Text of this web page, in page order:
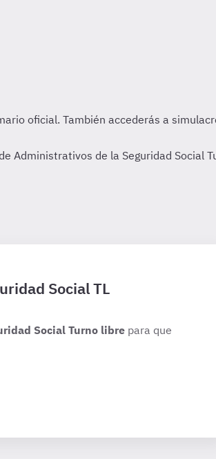
Administrativos de la Seguridad Social
Social TL
Social Turno librepara que